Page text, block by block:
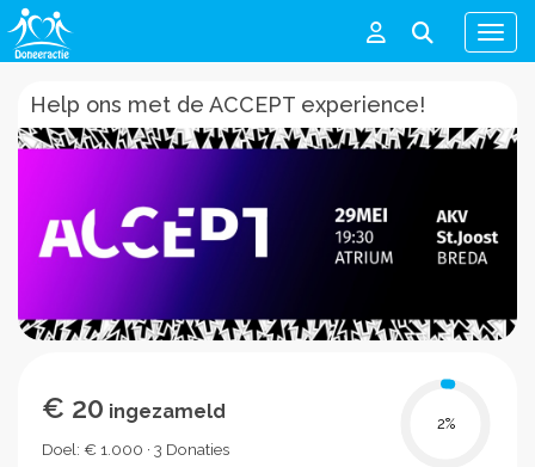
Menu
Help ons met de ACCEPT experience!
€ 20 ingezameld
Doel: € 1.000 · 3 Donaties
2%